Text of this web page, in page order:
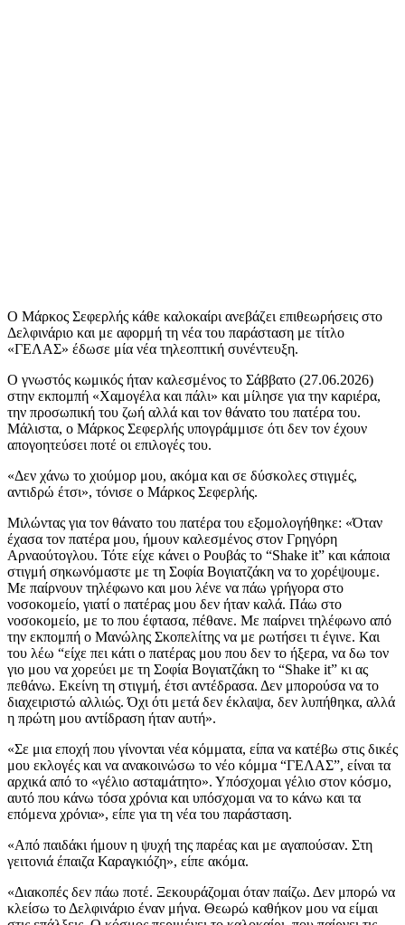
Ο Μάρκος Σεφερλής κάθε καλοκαίρι ανεβάζει επιθεωρήσεις στο
Δελφινάριο και με αφορμή τη νέα του παράσταση με τίτλο
«ΓΕΛΑΣ» έδωσε μία νέα τηλεοπτική συνέντευξη.
Ο γνωστός κωμικός ήταν καλεσμένος το Σάββατο (27.06.2026)
στην εκπομπή «Χαμογέλα και πάλι» και μίλησε για την καριέρα,
την προσωπική του ζωή αλλά και τον θάνατο του πατέρα του.
Μάλιστα, ο Μάρκος Σεφερλής υπογράμμισε ότι δεν τον έχουν
απογοητεύσει ποτέ οι επιλογές του.
«Δεν χάνω το χιούμορ μου, ακόμα και σε δύσκολες στιγμές,
αντιδρώ έτσι», τόνισε ο Μάρκος Σεφερλής.
Μιλώντας για τον θάνατο του πατέρα του εξομολογήθηκε: «Όταν
έχασα τον πατέρα μου, ήμουν καλεσμένος στον Γρηγόρη
Αρναούτογλου. Τότε είχε κάνει ο Ρουβάς το “Shake it” και κάποια
στιγμή σηκωνόμαστε με τη Σοφία Βογιατζάκη να το χορέψουμε.
Με παίρνουν τηλέφωνο και μου λένε να πάω γρήγορα στο
νοσοκομείο, γιατί ο πατέρας μου δεν ήταν καλά. Πάω στο
νοσοκομείο, με το που έφτασα, πέθανε. Με παίρνει τηλέφωνο από
την εκπομπή ο Μανώλης Σκοπελίτης να με ρωτήσει τι έγινε. Και
του λέω “είχε πει κάτι ο πατέρας μου που δεν το ήξερα, να δω τον
γιο μου να χορεύει με τη Σοφία Βογιατζάκη το “Shake it” κι ας
πεθάνω. Εκείνη τη στιγμή, έτσι αντέδρασα. Δεν μπορούσα να το
διαχειριστώ αλλιώς. Όχι ότι μετά δεν έκλαψα, δεν λυπήθηκα, αλλά
η πρώτη μου αντίδραση ήταν αυτή».
«Σε μια εποχή που γίνονται νέα κόμματα, είπα να κατέβω στις δικές
μου εκλογές και να ανακοινώσω το νέο κόμμα “ΓΕΛΑΣ”, είναι τα
αρχικά από το «γέλιο ασταμάτητο». Υπόσχομαι γέλιο στον κόσμο,
αυτό που κάνω τόσα χρόνια και υπόσχομαι να το κάνω και τα
επόμενα χρόνια», είπε για τη νέα του παράσταση.
«Από παιδάκι ήμουν η ψυχή της παρέας και με αγαπούσαν. Στη
γειτονιά έπαιζα Καραγκιόζη», είπε ακόμα.
«Διακοπές δεν πάω ποτέ. Ξεκουράζομαι όταν παίζω. Δεν μπορώ να
κλείσω το Δελφινάριο έναν μήνα. Θεωρώ καθήκον μου να είμαι